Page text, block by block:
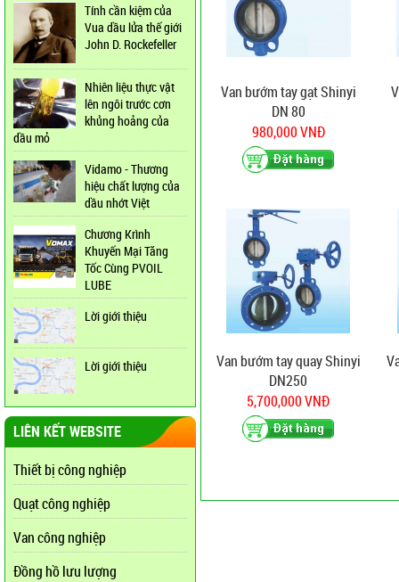
Tính cần kiệm của
Vua dầu lửa thế giới
John D. Rockefeller
Nhiên liệu thực vật
lên ngôi trước cơn
khủng hoảng của
dầu mỏ
Vidamo - Thương
hiệu chất lượng của
dầu nhớt Việt
Chương Krình
Khuyến Mại Tăng
Tốc Cùng PVOIL
LUBE
Lời giới thiệu
Lời giới thiệu
LIÊN KẾT WEBSITE
Thiết bị công nghiệp
Quạt công nghiệp
Van công nghiệp
Đồng hồ lưu lượng
Van bướm tay gạt Shinyi
DN 80
980,000 VNĐ
Van bướm tay quay Shinyi
DN250
5,700,000 VNĐ